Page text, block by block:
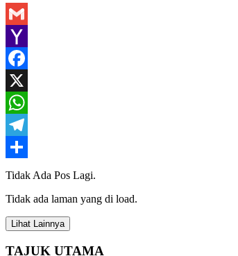
Gmail
Yahoo
Mail
Facebook
X
WhatsApp
Telegram
Share
Tidak Ada Pos Lagi.
Tidak ada laman yang di load.
Lihat Lainnya
TAJUK UTAMA